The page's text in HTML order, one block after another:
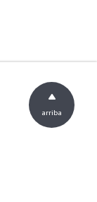
arriba